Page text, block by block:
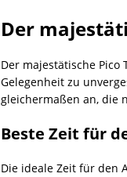
Der
Der majestätische
Gelegenheit zu
gleichermaßen an, die
Beste Zeit für
Die ideale Zeit für den